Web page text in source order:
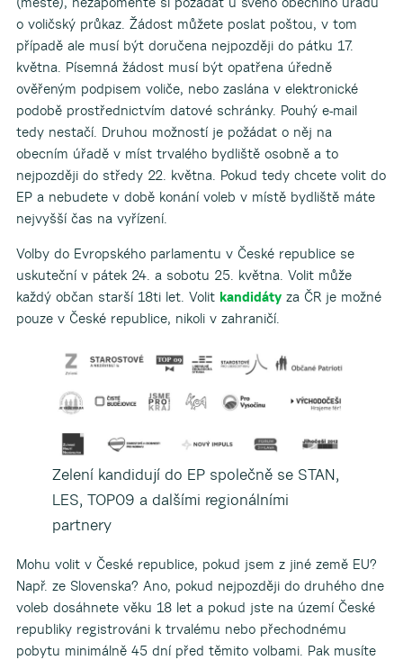
o voličský průkaz. Žádost můžete poslat poštou, v tom
případě ale musí být doručena nejpozději do pátku 17.
května. Písemná žádost musí být opatřena úředně
ověřeným podpisem voliče, nebo zaslána v elektronické
podobě prostřednictvím datové schránky. Pouhý e-mail
tedy nestačí. Druhou možností je požádat o něj na
obecním úřadě v míst trvalého bydliště osobně a to
nejpozději do středy 22. května. Pokud tedy chcete volit do
EP a nebudete v době konání voleb v místě bydliště máte
nejvyšší čas na vyřízení.
Volby do Evropského parlamentu v České republice se
uskuteční v pátek 24. a sobotu 25. května. Volit může
každý občan starší 18ti let. Volit kandidátyza ČR je možné
pouze v České republice, nikoli v zahraničí.
Zelení kandidují do EP společně se STAN,
LES, TOP09 a dalšími regionálními
partnery
Mohu volit v České republice, pokud jsem z jiné země EU?
Např. ze Slovenska? Ano, pokud nejpozději do druhého dne
voleb dosáhnete věku 18 let a pokud jste na území České
republiky registrováni k trvalému nebo přechodnému
pobytu minimálně 45 dní před těmito volbami. Pak musíte